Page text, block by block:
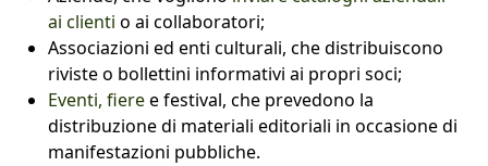
ai clienti o ai collaboratori;
Associazioni ed enti culturali, che distribuiscono
riviste o bollettini informativi ai propri soci;
Eventi, fieree festival, che prevedono la
distribuzione di materiali editoriali in occasione di
manifestazioni pubbliche.